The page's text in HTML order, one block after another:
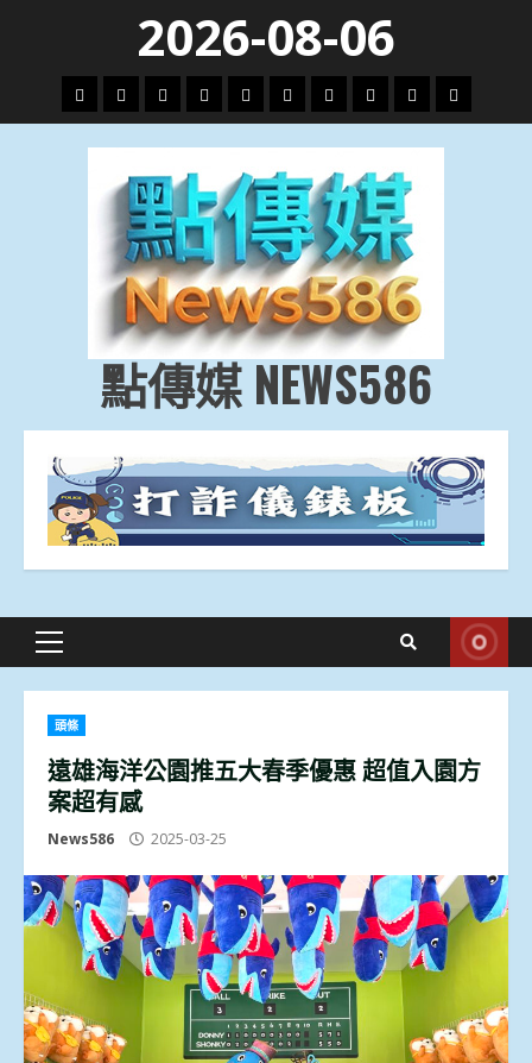
content
2026-08-06
頭
條
財
經
地
方.
會
文
教.
技
專
題
娛
樂
劇
政
治
國
際
運
動
生
活
點傳媒 NEWS586
Primary
頭條
遠雄海洋公園推五大春季優惠 超值入園方
案超有感
News586 2025-03-25